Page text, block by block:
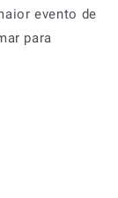
evento de
para